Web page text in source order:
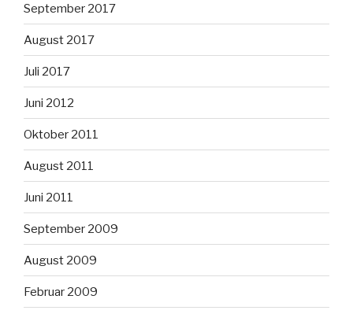
September 2017
August 2017
Juli 2017
Juni 2012
Oktober 2011
August 2011
Juni 2011
September 2009
August 2009
Februar 2009